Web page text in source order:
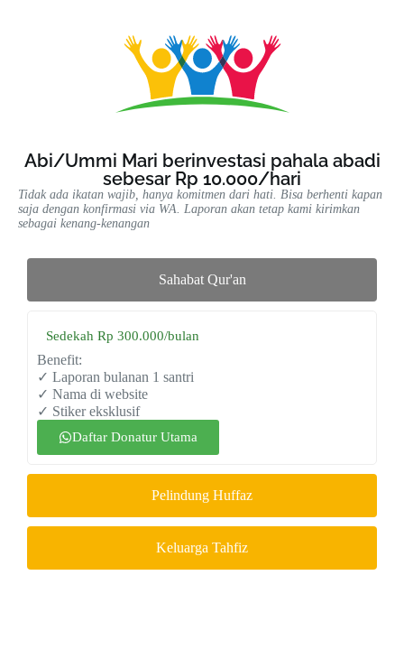
Abi/Ummi Mari berinvestasi pahala abadi
sebesar Rp 10.000/hari
Tidak ada ikatan wajib, hanya komitmen dari hati. Bisa berhenti kapan
saja dengan konfirmasi via WA. Laporan akan tetap kami kirimkan
sebagai kenang-kenangan
Sahabat Qur'an
Pelindung Huffaz
Keluarga Tahfiz
Sedekah Rp 300.000/bulan
Benefit:
✓ Laporan bulanan 1 santri
✓ Nama di website
✓ Stiker eksklusif
Daftar Donatur Utama